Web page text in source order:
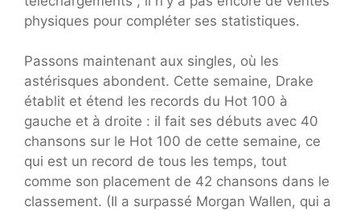
physiques pour compléter ses statistiques.
Passons maintenant aux singles, où les
astérisques abondent. Cette semaine, Drake
établit et étend les records du Hot 100 à
gauche et à droite : il fait ses débuts avec 40
chansons sur le Hot 100 de cette semaine, ce
qui est un record de tous les temps, tout
comme son placement de 42 chansons dans le
classement. (Il a surpassé Morgan Wallen, qui a